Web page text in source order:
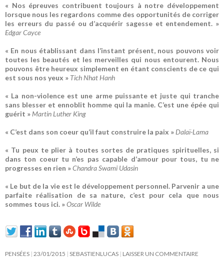
« Nos épreuves contribuent toujours à notre développement
lorsque nous les regardons comme des opportunités de corriger
les erreurs du passé ou d’acquérir sagesse et entendement. »
Edgar Cayce
« En nous établissant dans l’instant présent, nous pouvons voir
toutes les beautés et les merveilles qui nous entourent. Nous
pouvons être heureux simplement en étant conscients de ce qui
est sous nos yeux » Tich Nhat Hanh
« La non-violence est une arme puissante et juste qui tranche
sans blesser et ennoblit homme qui la manie. C’est une épée qui
guérit » Martin Luther King
« C’est dans son coeur qu’il faut construire la paix » Dalaï-Lama
« Tu peux te plier à toutes sortes de pratiques spirituelles, si
dans ton coeur tu n’es pas capable d’amour pour tous, tu ne
progresses en rien »Chandra Swami Udasin
« Le but de la vie est le développement personnel. Parvenir a une
parfaite réalisation de sa nature, c’est pour cela que nous
sommes tous ici. »Oscar Wilde
PENSÉES 23/01/2015 SEBASTIENLUCAS LAISSER UN COMMENTAIRE